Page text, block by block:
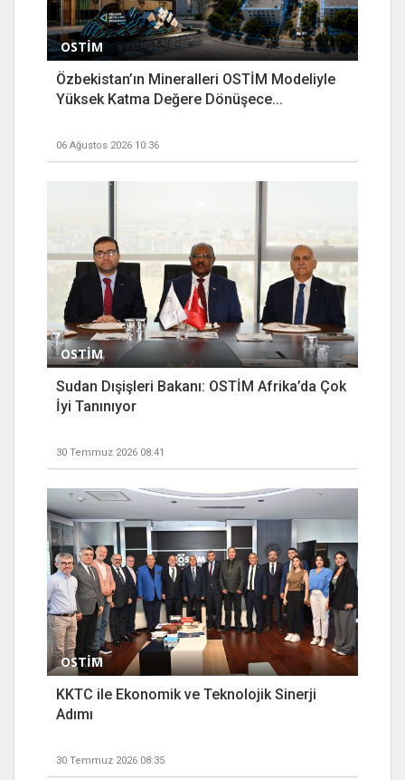
OSTİM
Özbekistan’ın Mineralleri OSTİM Modeliyle
Yüksek Katma Değere Dönüşece...
06 Ağustos 2026 10:36
OSTİM
Sudan Dışişleri Bakanı: OSTİM Afrika’da Çok
İyi Tanınıyor
30 Temmuz 2026 08:41
OSTİM
KKTC ile Ekonomik ve Teknolojik Sinerji
Adımı
30 Temmuz 2026 08:35